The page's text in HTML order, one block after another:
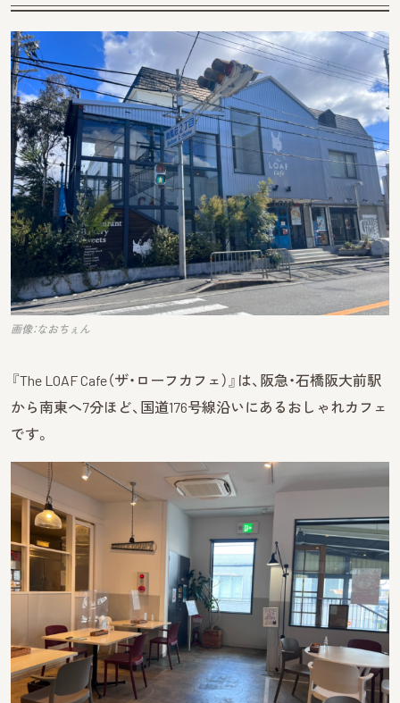
画像：なおちぇん
『The LOAF Cafe（ザ・ローフカフェ）』は、阪急・石橋阪大前駅
から南東へ7分ほど、国道176号線沿いにあるおしゃれカフェ
です。